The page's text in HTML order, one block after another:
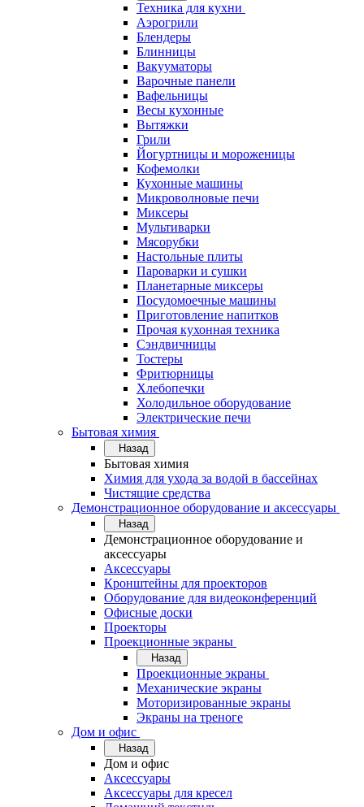
Техника для кухни
Аэрогрили
Блендеры
Блинницы
Вакууматоры
Варочные панели
Вафельницы
Весы кухонные
Вытяжки
Грили
Йогуртницы и мороженицы
Кофемолки
Кухонные машины
Микроволновые печи
Миксеры
Мультиварки
Мясорубки
Настольные плиты
Пароварки и сушки
Планетарные миксеры
Посудомоечные машины
Приготовление напитков
Прочая кухонная техника
Сэндвичницы
Тостеры
Фритюрницы
Хлебопечки
Холодильное оборудование
Электрические печи
Бытовая химия
Назад
Бытовая химия
Химия для ухода за водой в бассейнах
Чистящие средства
Демонстрационное оборудование и аксессуары
Назад
Демонстрационное оборудование и
аксессуары
Аксессуары
Кронштейны для проекторов
Оборудование для видеоконференций
Офисные доски
Проекторы
Проекционные экраны
Назад
Проекционные экраны
Механические экраны
Моторизированные экраны
Экраны на треноге
Дом и офис
Назад
Дом и офис
Аксессуары
Аксессуары для кресел